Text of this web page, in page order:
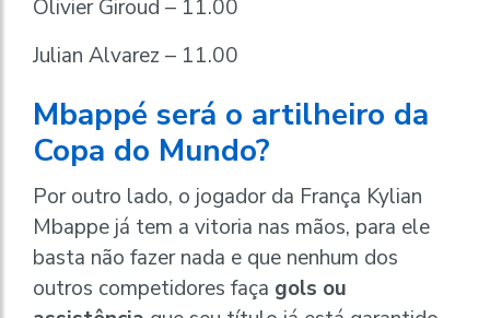
Olivier Giroud – 11.00
Julian Alvarez – 11.00
Mbappé será o artilheiro da
Copa do Mundo?
Por outro lado, o jogador da França Kylian
Mbappe já tem a vitoria nas mãos, para ele
basta não fazer nada e que nenhum dos
outros competidores faça gols ou